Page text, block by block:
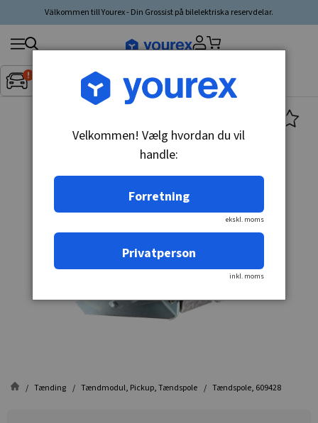
Välkommen till Yourex - Din Grossist på bilelektriska reservdelar.
Inget fordon valt▼
Søg
produkt,
producent,
Tænding Tændmodul, Pickup, Tændspole Tændspole, 609428
Velkommen! Vælg hvordan du vil
handle:
Forretning
ekskl. moms
Privatperson
inkl. moms